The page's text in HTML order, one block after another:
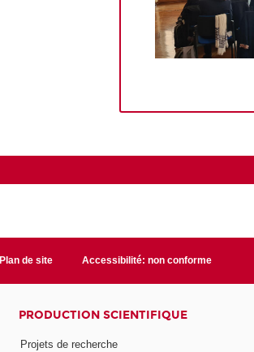
Plan de site Accessibilité: non conforme
PRODUCTION SCIENTIFIQUE
Projets de recherche